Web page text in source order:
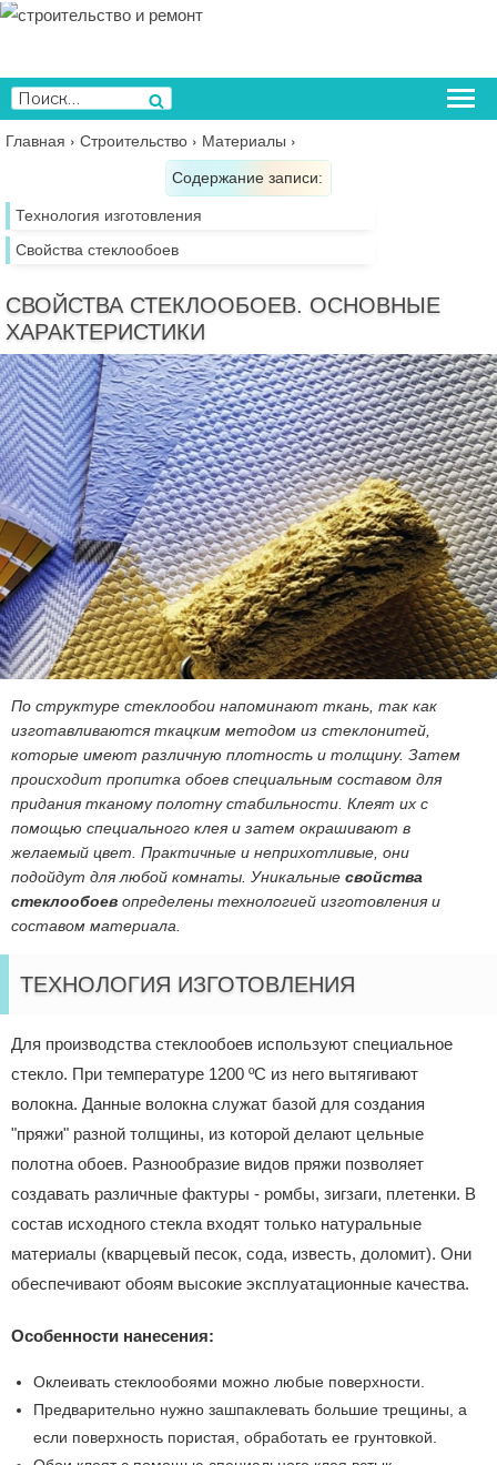
Перейти
содержимому
Искать:
Поиск
Главная › Строительство › Материалы ›
Содержание записи:
Технология изготовления
Свойства стеклообоев
СВОЙСТВА СТЕКЛООБОЕВ. ОСНОВНЫЕ
ХАРАКТЕРИСТИКИ
По структуре стеклообои напоминают ткань, так как
изготавливаются ткацким методом из стеклонитей,
которые имеют различную плотность и толщину. Затем
происходит пропитка обоев специальным составом для
придания тканому полотну стабильности. Клеят их с
помощью специального клея и затем окрашивают в
желаемый цвет. Практичные и неприхотливые, они
подойдут для любой комнаты. Уникальные свойства
стеклообоев определены технологией изготовления и
составом материала.
ТЕХНОЛОГИЯ ИЗГОТОВЛЕНИЯ
Для производства стеклообоев используют специальное
стекло. При температуре 1200 ºС из него вытягивают
волокна. Данные волокна служат базой для создания
"пряжи" разной толщины, из которой делают цельные
полотна обоев. Разнообразие видов пряжи позволяет
создавать различные фактуры - ромбы, зигзаги, плетенки. В
состав исходного стекла входят только натуральные
материалы (кварцевый песок, сода, известь, доломит). Они
обеспечивают обоям высокие эксплуатационные качества.
Особенности нанесения:
Оклеивать стеклообоями можно любые поверхности.
Предварительно нужно зашпаклевать большие трещины, а
если поверхность пористая, обработать ее грунтовкой.